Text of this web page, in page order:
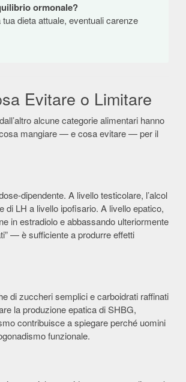
ormonale?
dieta attuale, eventuali carenze
Evitare o Limitare
alcune categorie alimentari hanno
mangiare — e cosa evitare — per il
dipendente. A livello testicolare, l’alcol
LH a livello ipofisario. A livello epatico,
in estradiolo e abbassando ulteriormente
— è sufficiente a produrre effetti
di zuccheri semplici e carboidrati raffinati
la produzione epatica di SHBG,
contribuisce a spiegare perché uomini
funzionale.